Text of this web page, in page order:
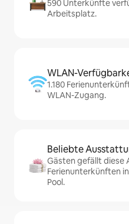
590 Unterkünfte
Arbeitsplatz.
WLAN-
1.180
WLAN-Zugang.
Beliebte
Gästen gefällt diese
Ferienunterkünften
Pool.